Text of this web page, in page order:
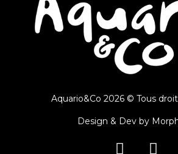
Aquario&Co 2026 © Tous
Design & Dev by